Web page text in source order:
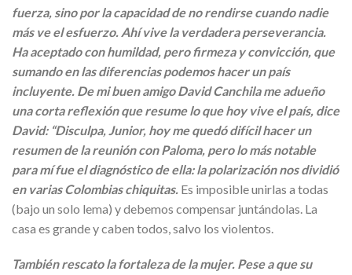
fuerza, sino por la capacidad de no rendirse cuando nadie
más ve el esfuerzo. Ahí vive la verdadera perseverancia.
Ha aceptado con humildad, pero firmeza y convicción, que
sumando en las diferencias podemos hacer un país
incluyente. De mi buen amigo David Canchila me adueño
una corta reflexión que resume lo que hoy vive el país, dice
David: “Disculpa, Junior, hoy me quedó difícil hacer un
resumen de la reunión con Paloma, pero lo más notable
para mí fue el diagnóstico de ella: la polarización nos dividió
en varias Colombias chiquitas. Es imposible unirlas a todas
(bajo un solo lema) y debemos compensar juntándolas. La
casa es grande y caben todos, salvo los violentos.
También rescato la fortaleza de la mujer. Pese a que su